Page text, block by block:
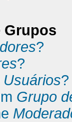
Grupos
?
?
?
Grupo